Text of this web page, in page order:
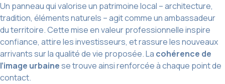
Un panneau qui valorise un patrimoine local – architecture,
tradition, éléments naturels – agit comme un ambassadeur
du territoire. Cette mise en valeur professionnelle inspire
confiance, attire les investisseurs, et rassure les nouveaux
arrivants sur la qualité de vie proposée. La cohérence de
l’image urbainese trouve ainsi renforcée à chaque point de
contact.